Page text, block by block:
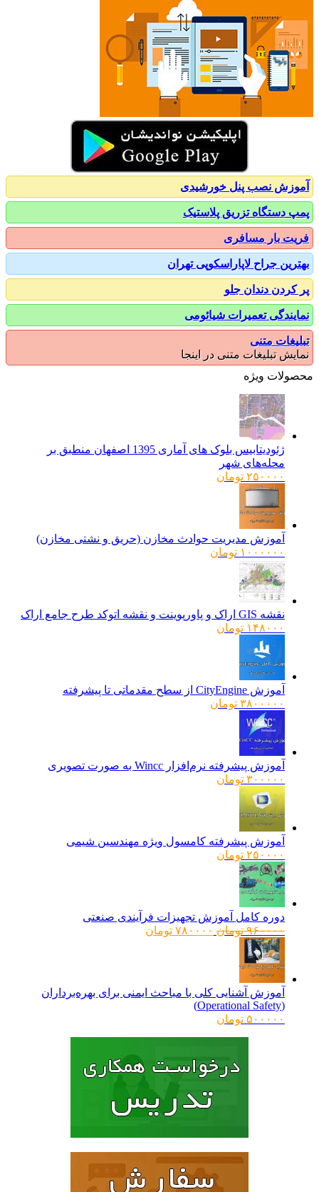
نصب پنل خورشیدی
دستگاه تزریق پلاستیک
بار مسافری
جراح لاپاراسکوپی تهران
دندان جلو
تعمیرات شیائومی
متنی
تبلیغات متنی در اینجا
ویژه
ژئودیتابیس بلوک های آماری 1395 اصفهان منطبق بر
محله‌های شهر
۲۵۰۰۰۰ تومان
آموزش مدیریت حوادث مخازن (حریق و نشتی مخازن)
۱۰۰۰۰۰۰ تومان
نقشه GIS اراک و پاورپوینت و نقشه اتوکد طرح جامع اراک
۱۴۸۰۰۰ تومان
آموزش CityEngine از سطح مقدماتی تا پیشرفته
۳۸۰۰۰۰۰ تومان
آموزش پیشرفته نرم‌افزار Wincc به صورت تصویری
۳۰۰۰۰۰ تومان
آموزش پیشرفته کامسول ویژه مهندسین شیمی
۲۵۰۰۰۰ تومان
دوره کامل آموزش تجهیزات فرآیندی صنعتی
۹۶۰۰۰۰ تومانقیمت
۷۸۰۰۰۰ تومانقیمت
آموزش آشنایی کلی با مباحث ایمنی برای بهره‌برداران
۵۰۰۰۰۰ تومان